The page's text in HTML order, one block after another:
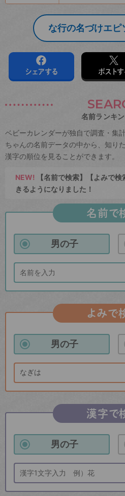
な行の名づけエピ
シェアする ポストす
名前ランキ
ベビーカレンダーが独自で調査・集
ちゃんの名前データの中から、知り
漢字の順位を見ることができます。
NEW! 【名前で検索】【よみで
きるようになりました！
名前で
男の子
よみで
男の子
漢字で
男の子